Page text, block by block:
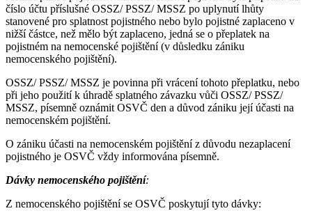
číslo účtu příslušné OSSZ/ PSSZ/ MSSZ po uplynutí lhůty
stanovené pro splatnost pojistného nebo bylo pojistné zaplaceno v
nižší částce, než mělo být zaplaceno, jedná se o přeplatek na
pojistném na nemocenské pojištění (v důsledku zániku
nemocenského pojištění).
OSSZ/ PSSZ/ MSSZ je povinna při vrácení tohoto přeplatku, nebo
při jeho použití k úhradě splatného závazku vůči OSSZ/ PSSZ/
MSSZ, písemně oznámit OSVČ den a důvod zániku její účasti na
nemocenském pojištění.
O zániku účasti na nemocenském pojištění z důvodu nezaplacení
pojistného je OSVČ vždy informována písemně.
Dávky nemocenského pojištění:
Z nemocenského pojištění se OSVČ poskytují tyto dávky: